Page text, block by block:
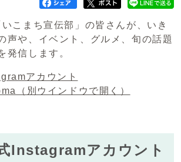
こまち宣伝部」の皆さんが、いき
声や、イベント、グルメ、旬の話題
発信します。
アカウント
（別ウインドウで開く）
Instagramアカウント